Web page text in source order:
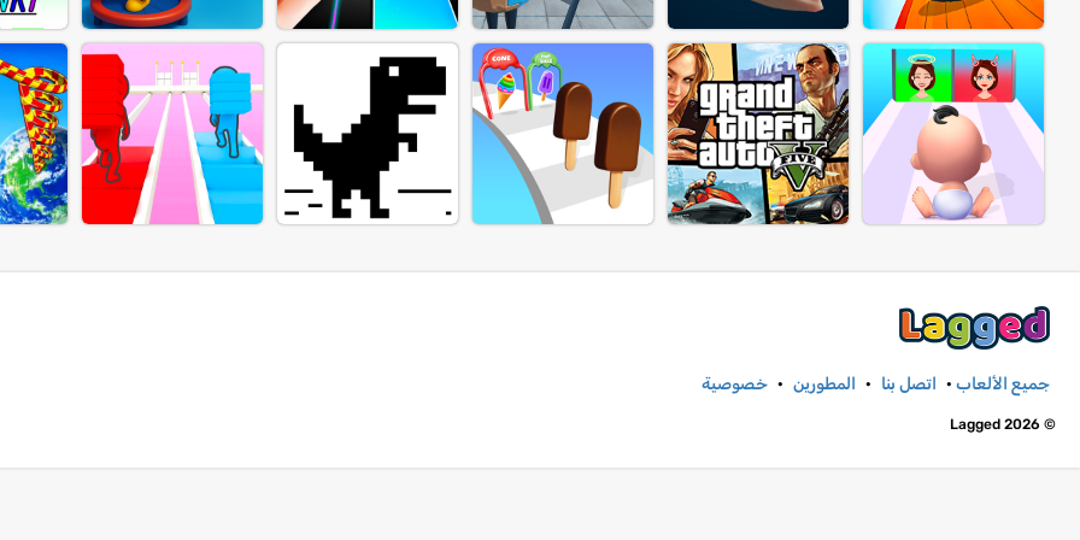
جميع الألعاب · اتصل بنا · المطورين · خصوصية
© Lagged 2026